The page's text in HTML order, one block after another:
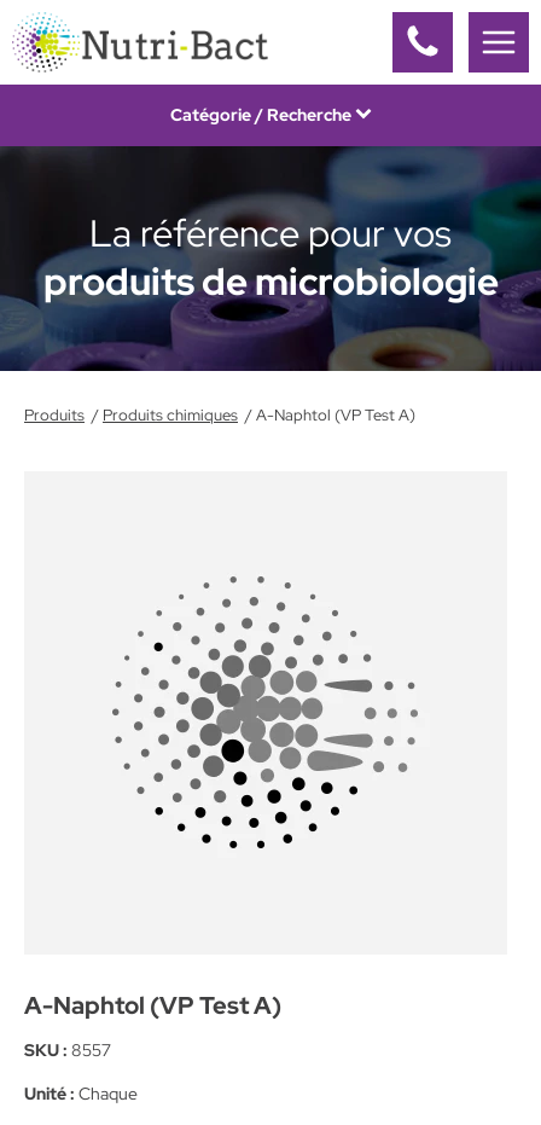
Panneau de gestion des cookies
La référence pour vos
produits de microbiologie
Catégorie / Recherche
Produits Produits chimiques A-Naphtol (VP Test A)
A-Naphtol (VP Test A)
SKU : 8557
Unité : Chaque